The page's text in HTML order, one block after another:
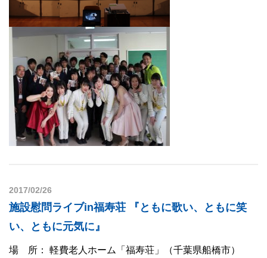
2017/02/26
施設慰問ライブin福寿荘 『ともに歌い、ともに笑
い、ともに元気に』
場 所： 軽費老人ホーム「福寿荘」（千葉県船橋市）